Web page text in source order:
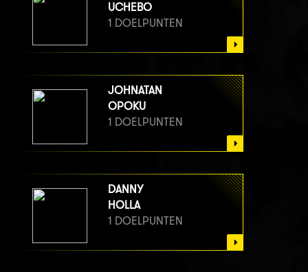
UCHEBO
1 DOELPUNTEN
JOHNATAN
OPOKU
1 DOELPUNTEN
DANNY
HOLLA
1 DOELPUNTEN